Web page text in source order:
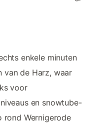
enkele minuten
van de Harz, waar
voor
en snowtube-
rond Wernigerode